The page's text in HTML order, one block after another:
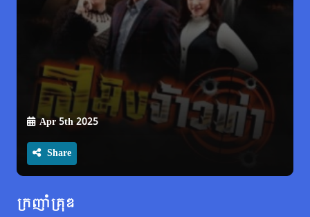
Apr 5th 2025
Share
ក្រញាំគ្រុឌ